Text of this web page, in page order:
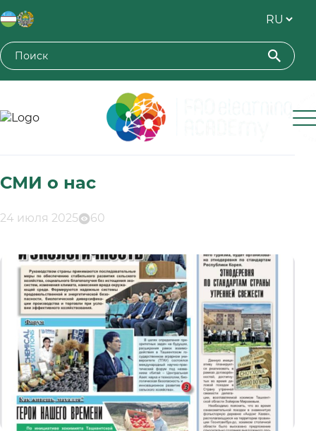
Toshkent davlat agrar universiteti
СМИ о нас
24 июля 2025 60